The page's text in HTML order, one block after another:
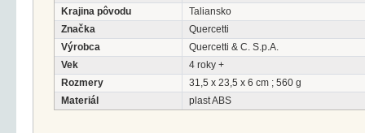
Krajina pôvodu
Taliansko
Značka
Quercetti
Výrobca
Quercetti & C. S.p.A.
Vek
4 roky +
Rozmery
31,5 x 23,5 x 6 cm ; 560 g
Materiál
plast ABS